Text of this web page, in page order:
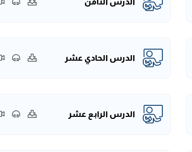
الدرس الحادي عشر
الدرس الرابع عشر